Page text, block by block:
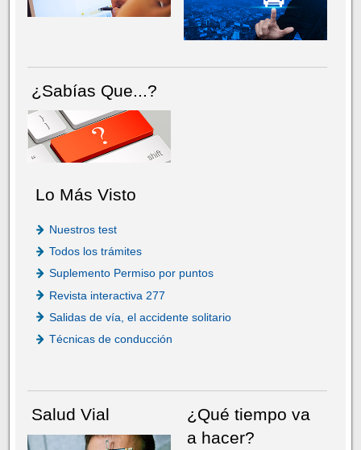
¿Sabías Que...?
Lo Más Visto
Nuestros test
Todos los trámites
Suplemento Permiso por puntos
Revista interactiva 277
Salidas de vía, el accidente solitario
Técnicas de conducción
Salud Vial
¿Qué tiempo va
a hacer?